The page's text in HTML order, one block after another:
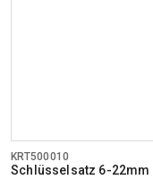
KRT500010
Schlüsselsatz 6-22mm